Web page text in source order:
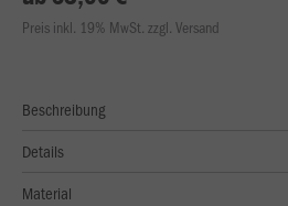
Preis inkl. 19% MwSt. zzgl. Versand
Beschreibung
Details
Material